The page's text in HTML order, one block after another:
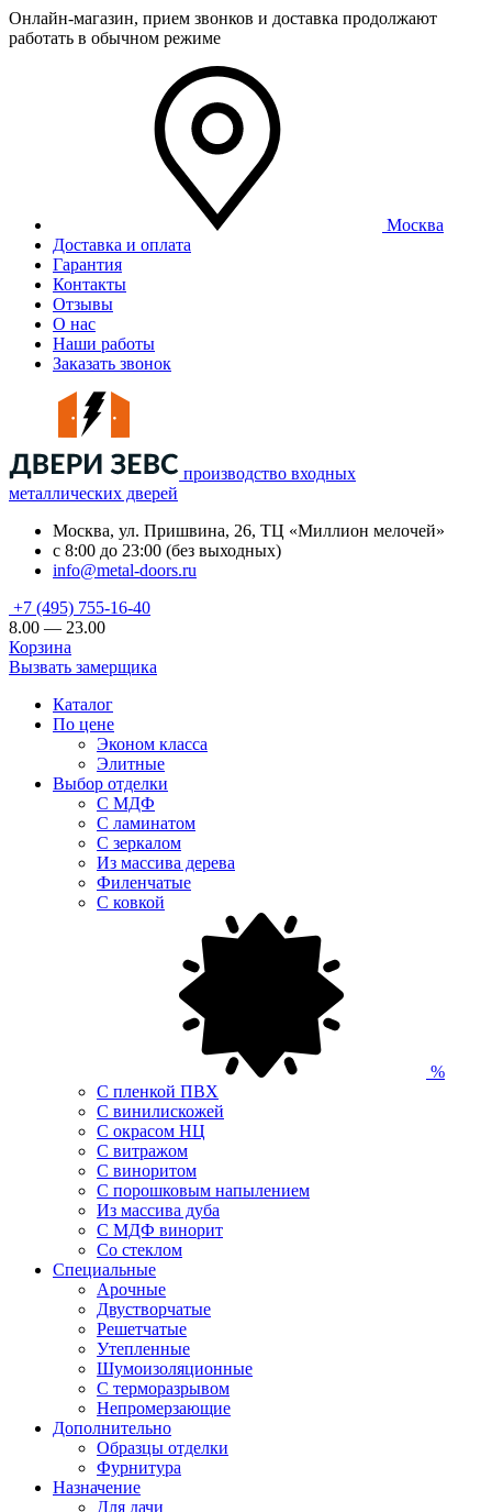
Онлайн-магазин, прием звонков и доставка продолжают
работать в обычном режиме
Москва
Доставка и оплата
Гарантия
Контакты
Отзывы
О нас
Наши работы
Заказать звонок
производство входных
металлических дверей
Москва, ул. Пришвина, 26, ТЦ «Миллион мелочей»
с 8:00 до 23:00 (без выходных)
info@metal-doors.ru
+7 (495) 755-16-40
8.00 — 23.00
Корзина
Вызвать замерщика
Каталог
По цене
Эконом класса
Элитные
Выбор отделки
С МДФ
С ламинатом
С зеркалом
Из массива дерева
Филенчатые
С ковкой
%
С пленкой ПВХ
С винилискожей
С окрасом НЦ
С витражом
С виноритом
С порошковым напылением
Из массива дуба
С МДФ винорит
Со стеклом
Специальные
Арочные
Двустворчатые
Решетчатые
Утепленные
Шумоизоляционные
С терморазрывом
Непромерзающие
Дополнительно
Образцы отделки
Фурнитура
Назначение
Для дачи